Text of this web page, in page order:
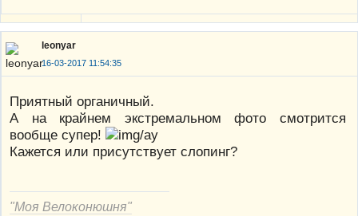
leonyar
16-03-2017 11:54:35
Приятный органичный.
А на крайнем экстремальном фото смотрится
вообще супер!
Кажется или присутствует слопинг?
"Моя Велоконюшня"